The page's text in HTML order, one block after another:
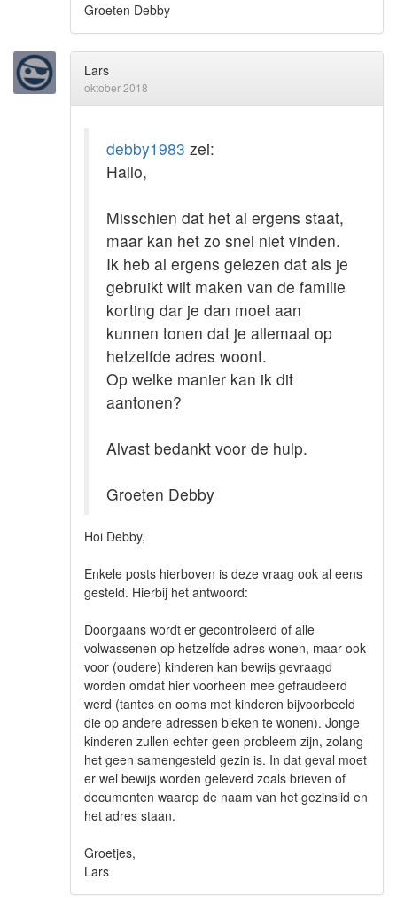
Groeten Debby
Lars
oktober 2018
debby1983 zei:
Hallo,
Misschien dat het al ergens staat,
maar kan het zo snel niet vinden.
Ik heb al ergens gelezen dat als je
gebruikt wilt maken van de familie
korting dar je dan moet aan
kunnen tonen dat je allemaal op
hetzelfde adres woont.
Op welke manier kan ik dit
aantonen?
Alvast bedankt voor de hulp.
Groeten Debby
Hoi Debby,
Enkele posts hierboven is deze vraag ook al eens
gesteld. Hierbij het antwoord:
Doorgaans wordt er gecontroleerd of alle
volwassenen op hetzelfde adres wonen, maar ook
voor (oudere) kinderen kan bewijs gevraagd
worden omdat hier voorheen mee gefraudeerd
werd (tantes en ooms met kinderen bijvoorbeeld
die op andere adressen bleken te wonen). Jonge
kinderen zullen echter geen probleem zijn, zolang
het geen samengesteld gezin is. In dat geval moet
er wel bewijs worden geleverd zoals brieven of
documenten waarop de naam van het gezinslid en
het adres staan.
Groetjes,
Lars